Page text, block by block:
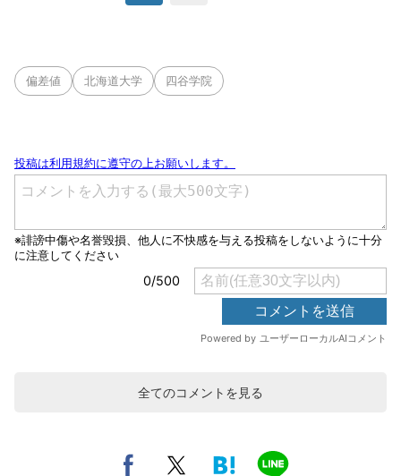
偏差値 北海道大学 四谷学院
全てのコメントを見る